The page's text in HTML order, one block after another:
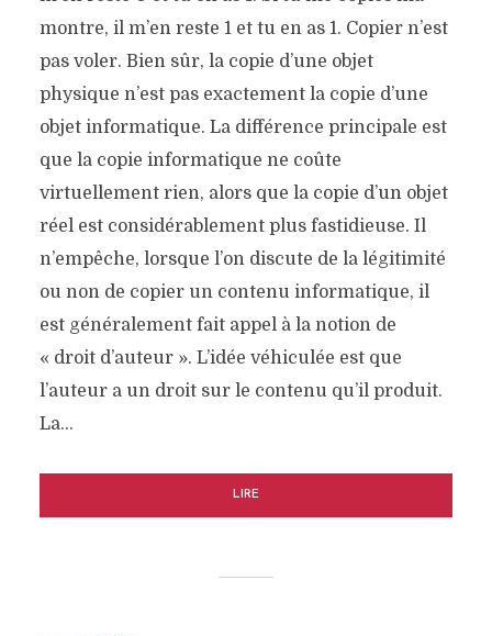
montre, il m’en reste 1 et tu en as 1. Copier n’est
pas voler. Bien sûr, la copie d’une objet
physique n’est pas exactement la copie d’une
objet informatique. La différence principale est
que la copie informatique ne coûte
virtuellement rien, alors que la copie d’un objet
réel est considérablement plus fastidieuse. Il
n’empêche, lorsque l’on discute de la légitimité
ou non de copier un contenu informatique, il
est généralement fait appel à la notion de
« droit d’auteur ». L’idée véhiculée est que
l’auteur a un droit sur le contenu qu’il produit.
La…
LIRE